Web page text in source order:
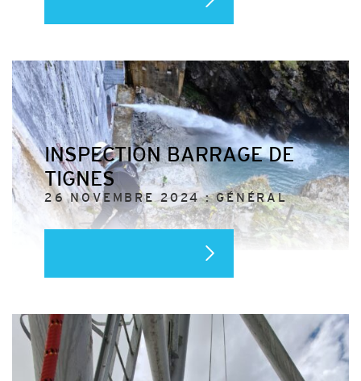
INSPECTION BARRAGE DE
TIGNES
26 NOVEMBRE 2024 : GÉNÉRAL